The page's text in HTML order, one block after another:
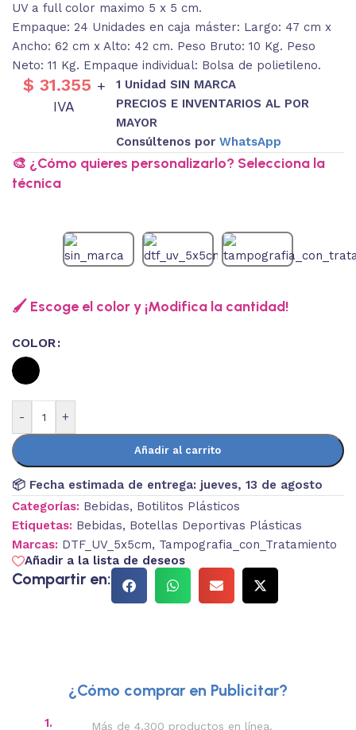
UV a full color maximo 5 x 5 cm.
Empaque: 24 Unidades en caja máster: Largo: 47 cm x
Ancho: 62 cm x Alto: 42 cm. Peso Bruto: 10 Kg. Peso
Neto: 11 Kg. Empaque individual: Bolsa de polietileno.
$ 31.355 +
IVA
1 Unidad SIN MARCA
PRECIOS E INVENTARIOS AL POR
MAYOR
Consúltenos porWhatsApp
🎨 ¿Cómo quieres personalizarlo? Selecciona la
técnica
🖌️ Escoge el color y ¡Modifica la cantidad!
COLOR
- +
Añadir al carrito
📦 Fecha estimada de entrega: jueves, 13 de agosto
Categorías: Bebidas, Botilitos Plásticos
Etiquetas: Bebidas, Botellas Deportivas Plásticas
Marcas: DTF_UV_5x5cm, Tampografia_con_Tratamiento
Añadir a la lista de deseos
Compartir en:
¿Cómo comprar en Publicitar?
1. Más de 4,300 productos en línea.